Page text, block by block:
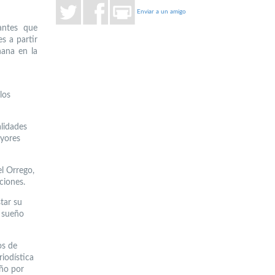
que
a partir
en la
Orrego,
su
de
por
Enviar a un amigo